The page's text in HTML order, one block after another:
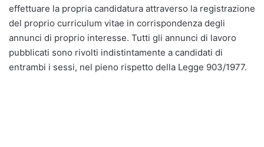
effettuare la propria candidatura attraverso la registrazione
del proprio curriculum vitae in corrispondenza degli
annunci di proprio interesse. Tutti gli annunci di lavoro
pubblicati sono rivolti indistintamente a candidati di
entrambi i sessi, nel pieno rispetto della Legge 903/1977.